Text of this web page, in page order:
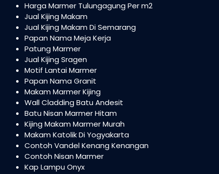
Harga Marmer Tulungagung Per m2
Jual Kijing Makam
Jual Kijing Makam Di Semarang
Papan Nama Meja Kerja
Patung Marmer
Jual Kijing Sragen
Motif Lantai Marmer
Papan Nama Granit
Makam Marmer Kijing
Wall Cladding Batu Andesit
Batu Nisan Marmer Hitam
Kijing Makam Marmer Murah
Makam Katolik Di Yogyakarta
Contoh Vandel Kenang Kenangan
Contoh Nisan Marmer
Kap Lampu Onyx